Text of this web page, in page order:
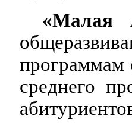
«Малая
программам
среднего